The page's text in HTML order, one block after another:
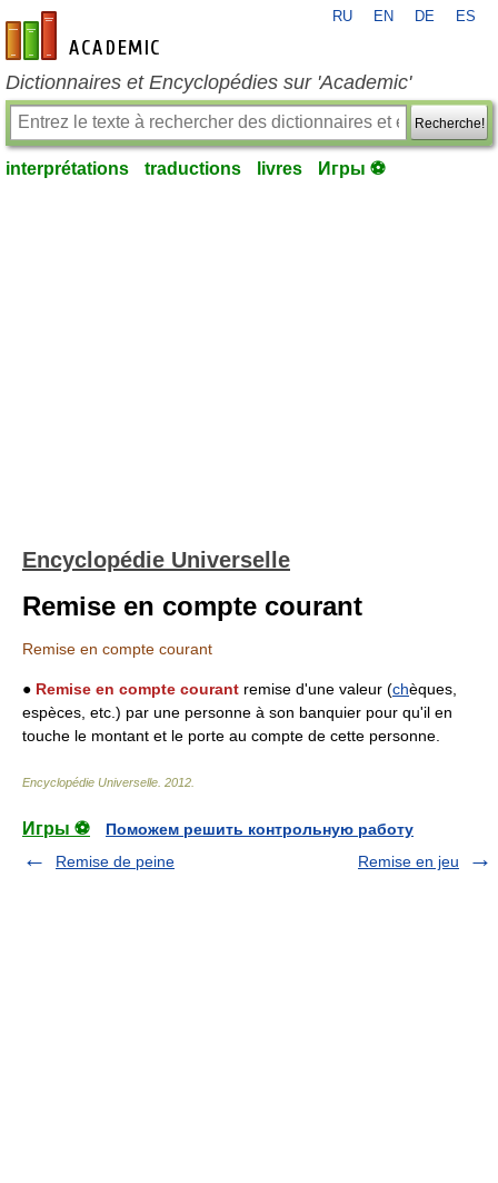
fr-academic.com
RU EN DE ES
Dictionnaires et Encyclopédies sur 'Academic'
Recherche!
interprétations traductions livres Игры ⚽
Encyclopédie Universelle
Remise en compte courant
Remise en compte courant
● Remise en compte courant remise d'une valeur (chèques,
espèces, etc.) par une personne à son banquier pour qu'il en
touche le montant et le porte au compte de cette personne.
Encyclopédie Universelle 2012
Игры ⚽
Поможем решить контрольную работу
Remise de peine
Remise en jeu